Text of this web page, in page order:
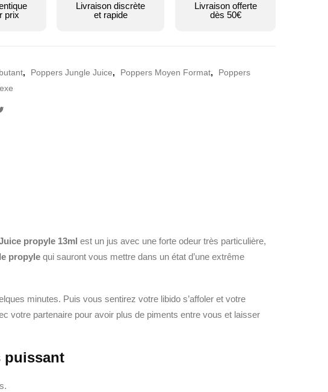
prix
Livraison discrète
et rapide
Livraison offerte
dès 50€
, Poppers Jungle Juice, Poppers Moyen Format,
Poppers
propyle 13ml est un jus avec une forte odeur très particulière,
propyle qui sauront vous mettre dans un état d’une extrême
minutes. Puis vous sentirez votre libido s’affoler et votre
votre partenaire pour avoir plus de piments entre vous et laisser
puissant